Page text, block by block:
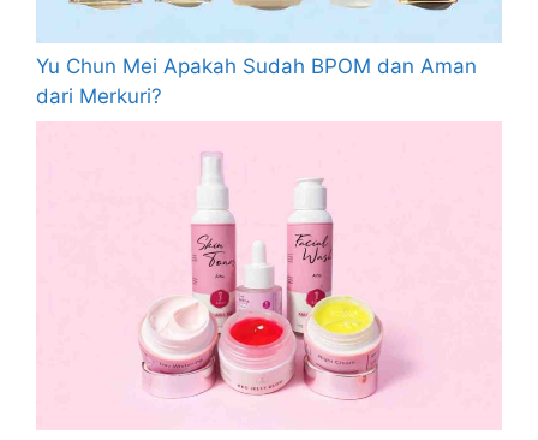
Yu Chun Mei Apakah Sudah BPOM dan Aman
dari Merkuri?